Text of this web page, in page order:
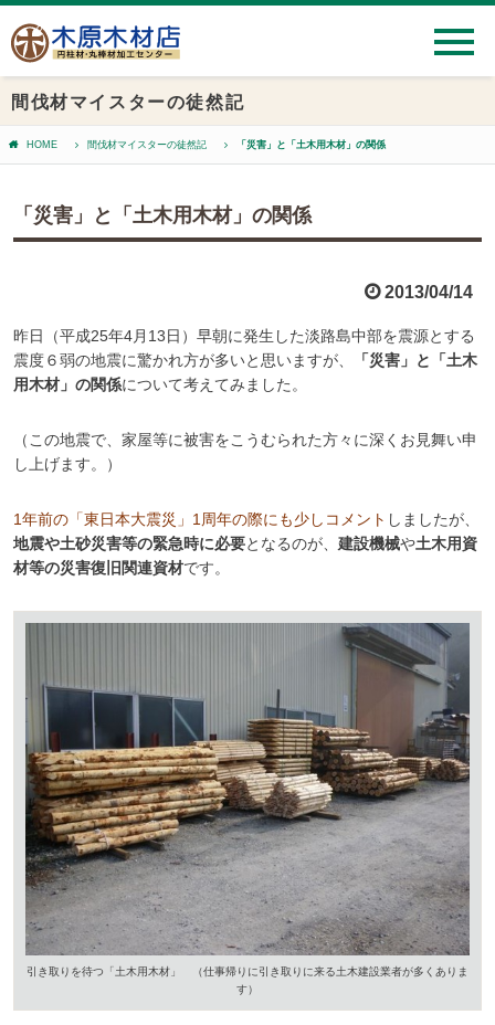
間伐材マイスターの徒然記
HOME 間伐材マイスターの徒然記 「災害」と「土木用木材」の関係
「災害」と「土木用木材」の関係
2013/04/14
昨日（平成25年4月13日）早朝に発生した淡路島中部を震源とする
震度６弱の地震に驚かれ方が多いと思いますが、
「災害」と「土木
用木材」の関係について考えてみました。
（この地震で、家屋等に被害をこうむられた方々に深くお見舞い申
し上げます。）
1年前の「東日本大震災」1周年の際にも少しコメント しましたが、
地震や土砂災害等の緊急時に必要となるのが、 建設機械や土木用資
材等の災害復旧関連資材です。
引き取りを待つ「土木用木材」 （仕事帰りに引き取りに来る土木建設業者が多くありま
す）